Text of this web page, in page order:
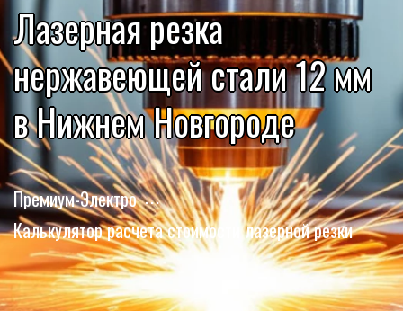
Лазерная резка
нержавеющей стали 12 мм
в Нижнем Новгороде
Премиум-Электро
Калькулятор расчета стоимости лазерной резки